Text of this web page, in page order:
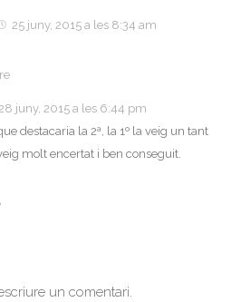
25 juny, 2015 a les 8:34 am
juny, 2015 a les 6:44 pm
destacaria la 2ª, la 1º la veig un tant
molt encertat i ben conseguit.
un comentari.